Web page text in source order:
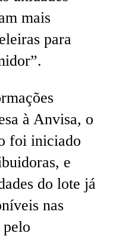
mais
para
à Anvisa, o
foi iniciado
e
do lote já
nas